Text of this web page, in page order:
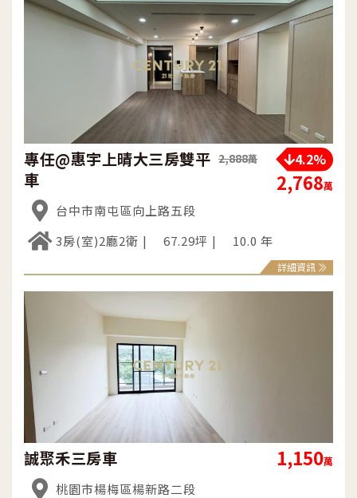
專任@惠宇上晴大三房雙平
車
2,888萬 4.2%
2,768萬
台中市南屯區向上路五段
3房(室)2廳2衛
67.29坪 10.0 年
詳細資訊
誠聚禾三房車 1,150萬
桃園市楊梅區楊新路二段